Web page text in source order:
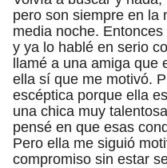
pero son siempre en la
media noche.
y ya lo hablé en serio
llamé a una amiga
ella sí que me motivó.
escéptica porque ella
una chica muy
pensé en que esas
Pero ella me siguió
compromiso sin estar